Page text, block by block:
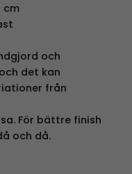
cm
och
det kan
från
För bättre finish
och då.